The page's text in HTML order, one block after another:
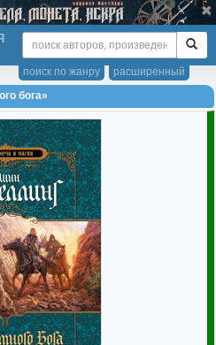
расширенный
поиск по жанру
бога»